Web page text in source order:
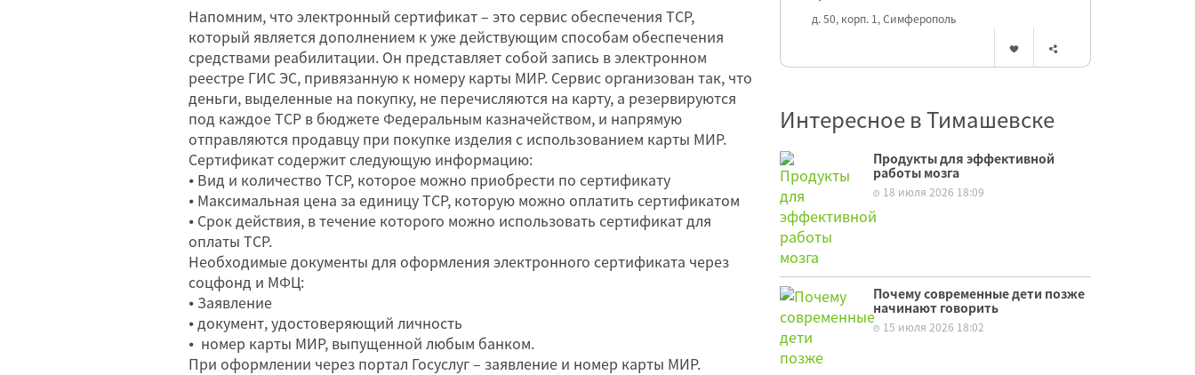
Напомним, что электронный сертификат – это сервис обеспечения ТСР,
который является дополнением к уже действующим способам обеспечения
средствами реабилитации. Он представляет собой запись в электронном
реестре ГИС ЭС, привязанную к номеру карты МИР. Сервис организован так, что
деньги, выделенные на покупку, не перечисляются на карту, а резервируются
под каждое ТСР в бюджете Федеральным казначейством, и напрямую
отправляются продавцу при покупке изделия с использованием карты МИР.
Сертификат содержит следующую информацию:
⦁ Вид и количество ТСР, которое можно приобрести по сертификату
⦁ Максимальная цена за единицу ТСР, которую можно оплатить сертификатом
⦁ Срок действия, в течение которого можно использовать сертификат для
оплаты ТСР.
Необходимые документы для оформления электронного сертификата через
соцфонд и МФЦ:
⦁ Заявление
⦁документ, удостоверяющий личность
⦁ номер карты МИР, выпущенной любым банком.
При оформлении через портал Госуслуг – заявление и номер карты МИР.
д. 50, корп. 1, Симферополь
Интересное в Тимашевске
Продукты для эффективной
работы мозга
18 июля 2026 18:09
Почему современные дети позже
начинают говорить
15 июля 2026 18:02